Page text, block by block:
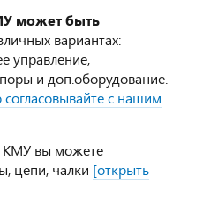
может быть
вариантах:
управление,
и доп.оборудование.
согласовывайте с нашим
КМУ вы можете
цепи, чалки [открыть